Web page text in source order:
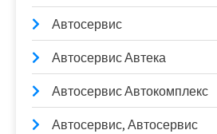
Автосервис
Автосервис Автека
Автосервис Автокомплекс
Автосервис, Автосервис